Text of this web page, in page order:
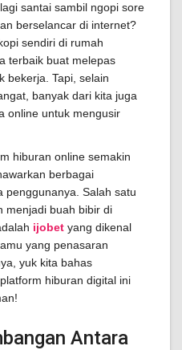
santai sambil ngopi sore
berselancar di internet?
sendiri di rumah
terbaik buat melepas
bekerja. Tapi, selain
banyak dari kita juga
online untuk mengusir
hiburan online semakin
berbagai
penggunanya. Salah satu
menjadi buah bibir di
ijobet yang dikenal
yang penasaran
yuk kita bahas
hiburan digital ini
Antara